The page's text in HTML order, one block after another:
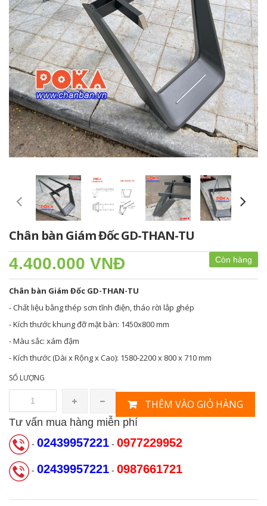
Chân bàn Giám Đốc GD-THAN-TU
Còn hàng
4.400.000 VNĐ
Chân bàn Giám Đốc GD-THAN-TU
- Chất liệu bằng thép sơn tĩnh điện, tháo rời lắp ghép
- Kích thước khung đỡ mặt bàn: 1450x800 mm
- Màu sắc: xám đậm
- Kích thước (Dài x Rộng x Cao): 1580-2200 x 800 x 710 mm
SỐ LƯỢNG
THÊM VÀO GIỎ HÀNG
Tư vấn mua hàng miễn phí
- 02439957221 - 0977229952
- 02439957221 - 0987661721